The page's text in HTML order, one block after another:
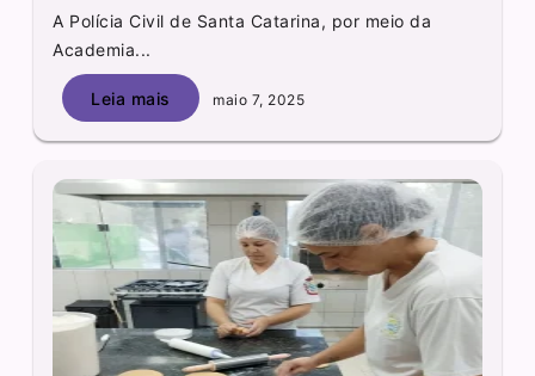
A Polícia Civil de Santa Catarina, por meio da
Academia...
Leia mais maio 7, 2025